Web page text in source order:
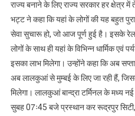
राज्य बनाने के लिए राज्य सरकार हर क्षेत्र
भट्ट ने कहा कि यहां के लोगों की यह बहुत
सेवा सुचारू हो, जो आज पूर्ण हुई है। इसके
लोगों के साथ ही यहां के विभिन्न धार्मिक एवं
इसका लाभ मिलेगा। उन्होंने कहा कि अब
अब लालकुआं से मुम्बई के लिए जा रही हैं,
मिलेगा। लालकुआं बान्द्रा टर्मिनल के मध्य
सुबह 07ः45 बजे प्रस्थान कर रूद्रपुर सिटी,